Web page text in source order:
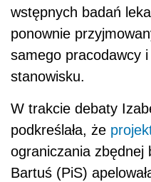
wstępnych badań
ponownie
samego pracodawcy
stanowisku.
W trakcie debaty
podkreślała, że
ograniczania zbędnej
Bartuś (PiS)